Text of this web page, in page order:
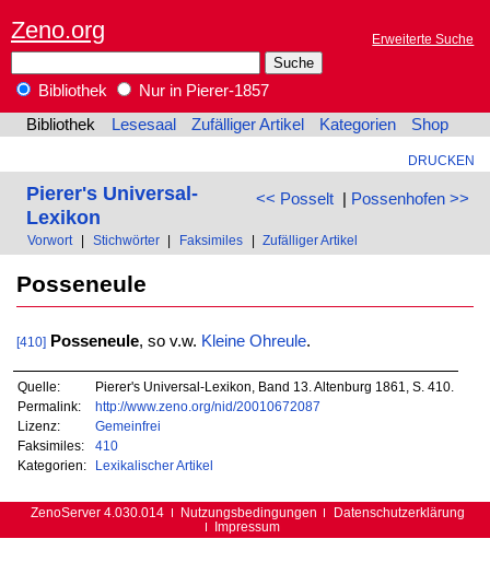
Zeno.org Erweiterte Suche
Bibliothek
Nur in Pierer-1857
Bibliothek
Lesesaal Zufälliger Artikel Kategorien Shop
DRUCKEN
<< Posselt| Possenhofen >>
Pierer's Universal-
Lexikon
Vorwort Stichwörter Faksimiles Zufälliger Artikel
Posseneule
[410] Posseneule, so v.w. Kleine Ohreule.
Quelle:
Pierer's Universal-Lexikon, Band 13. Altenburg 1861, S. 410.
Permalink:
http://www.zeno.org/nid/20010672087
Lizenz:
Gemeinfrei
Faksimiles:
410
Kategorien:
Lexikalischer Artikel
ZenoServer 4.030.014 Nutzungsbedingungen
Datenschutzerklärung
Impressum